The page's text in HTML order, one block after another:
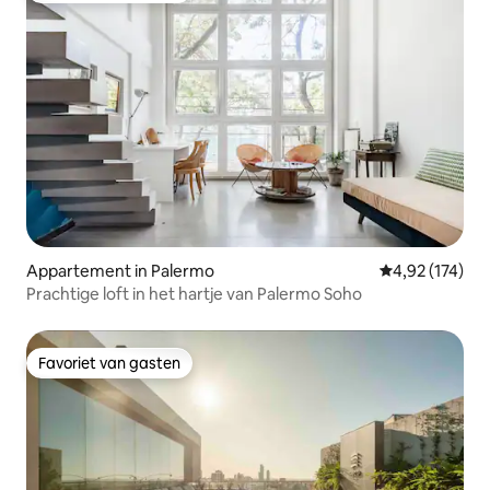
Appartement in Palermo Gemiddelde
4,92 (174)
Prachtige loft in het hartje van Palermo Soho
Favoriet van gasten
Favoriet van gasten